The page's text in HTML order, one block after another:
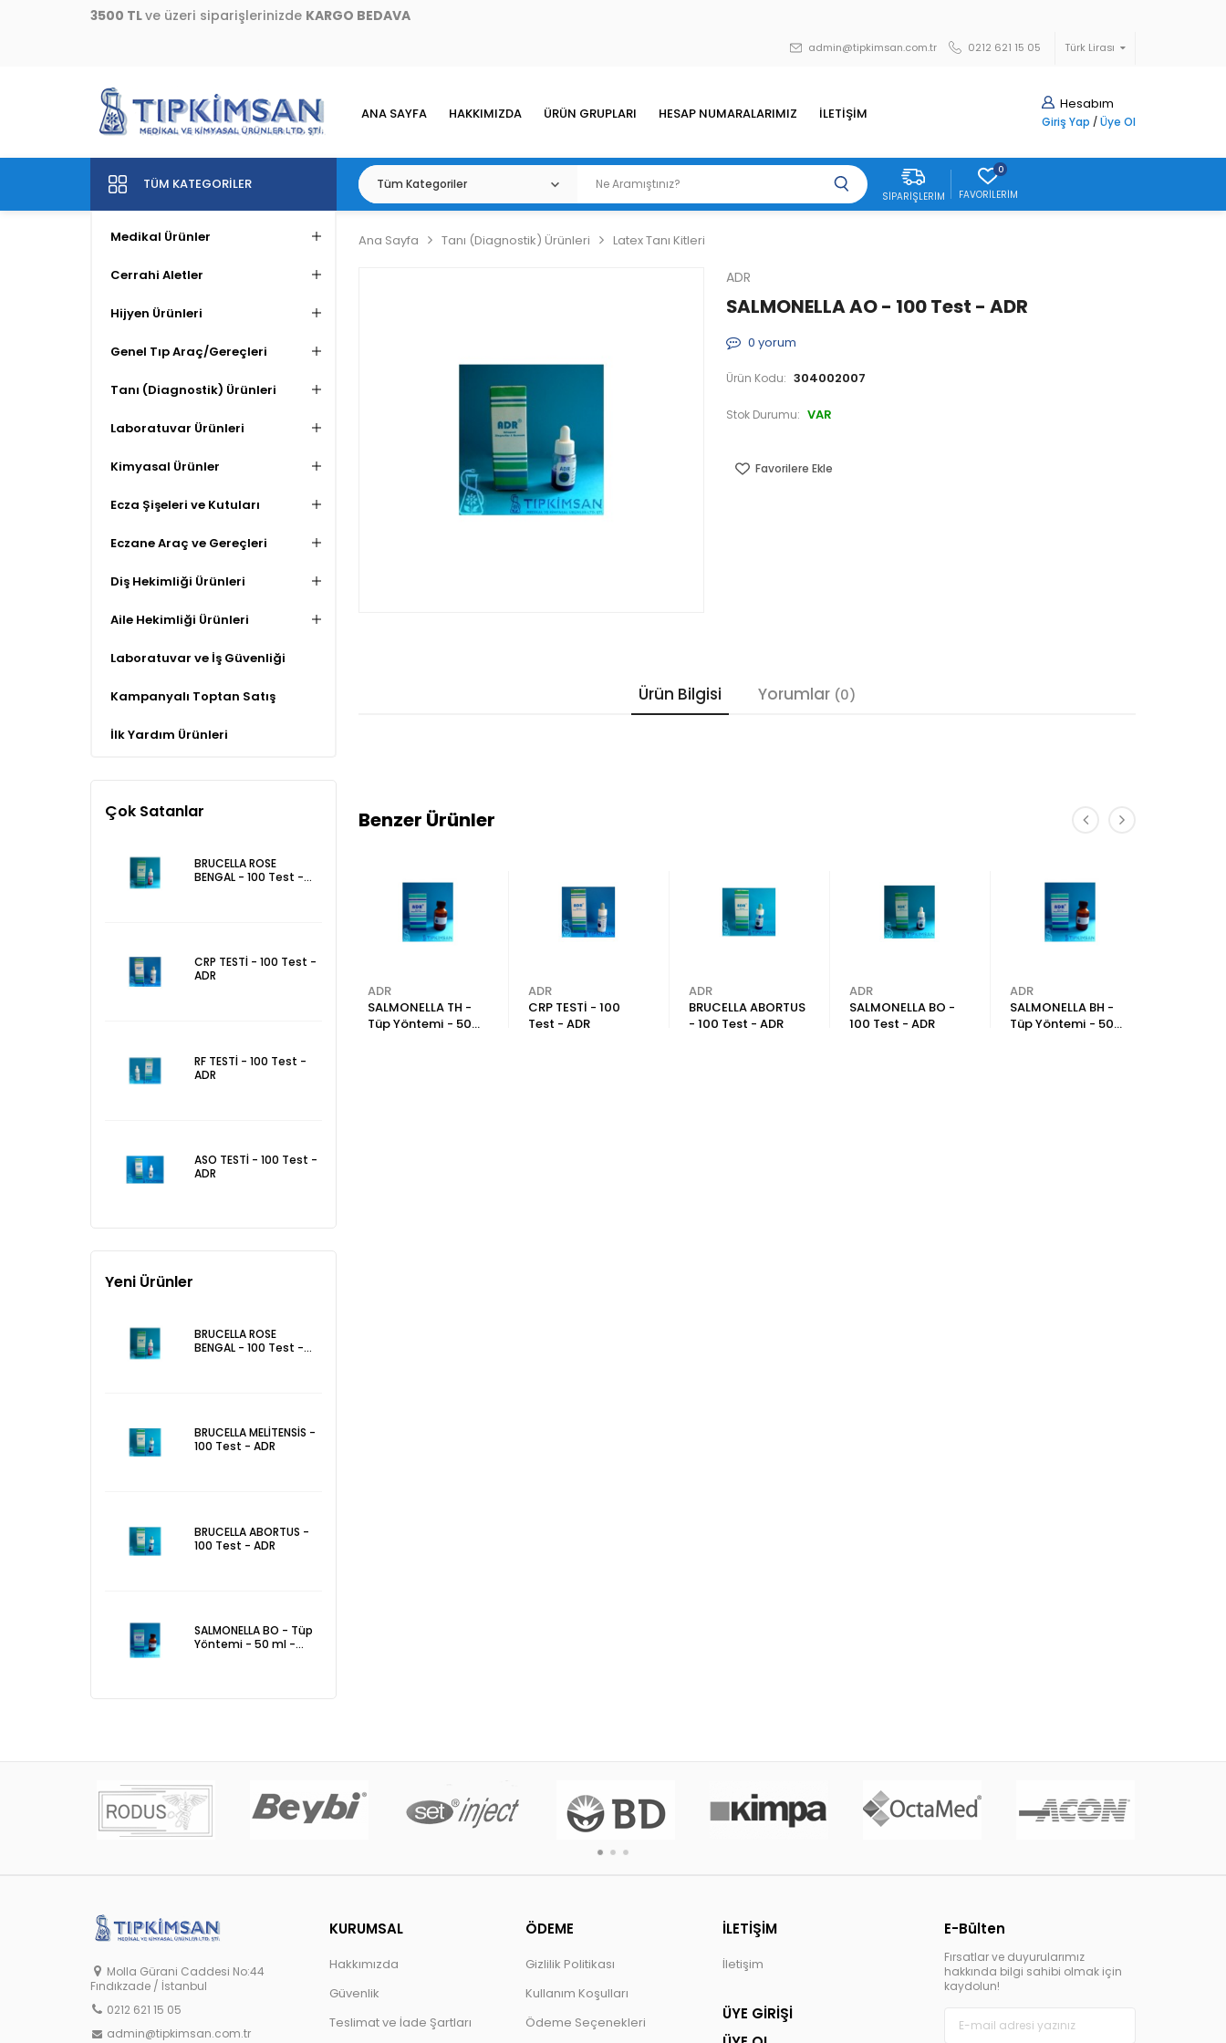
3500 TL ve üzeri siparişlerinizde KARGO BEDAVA
Türk Lirası
admin@tipkimsan.com.tr 0212 621 15 05
Hesabım
Giriş Yap / Üye Ol
ANA SAYFA HAKKIMIZDA ÜRÜN GRUPLARI HESAP NUMARALARIMIZ İLETİŞİM
TÜM KATEGORILER
Medikal Ürünler
Cerrahi Aletler
Hijyen Ürünleri
Genel Tıp Araç/Gereçleri
Tanı (Diagnostik) Ürünleri
Laboratuvar Ürünleri
Kimyasal Ürünler
Ecza Şişeleri ve Kutuları
Eczane Araç ve Gereçleri
Diş Hekimliği Ürünleri
Aile Hekimliği Ürünleri
Laboratuvar ve İş Güvenliği
Kampanyalı Toptan Satış
İlk Yardım Ürünleri
SIPARIŞLERIM
0
FAVORILERIM
Ana Sayfa Tanı (Diagnostik) Ürünleri Latex Tanı Kitleri
ADR
SALMONELLA AO - 100 Test - ADR
0 yorum
Ürün Kodu: 304002007
Stok Durumu: VAR
Favorilere Ekle
Ürün Bilgisi Yorumlar (0)
Benzer Ürünler
ADR
SALMONELLA TH -
Tüp Yöntemi - 50
ADR
CRP TESTİ - 100
Test - ADR
ADR
BRUCELLA ABORTUS
- 100 Test - ADR
ADR
SALMONELLA BO -
100 Test - ADR
ADR
SALMONELLA BH -
Tüp Yöntemi - 50
Çok Satanlar
BRUCELLA ROSE
BENGAL - 100 Test -
CRP TESTİ - 100 Test -
ADR
RF TESTİ - 100 Test -
ADR
ASO TESTİ - 100 Test -
ADR
Yeni Ürünler
BRUCELLA ROSE
BENGAL - 100 Test -
BRUCELLA MELİTENSİS -
100 Test - ADR
BRUCELLA ABORTUS -
100 Test - ADR
SALMONELLA BO - Tüp
Yöntemi - 50 ml -
Molla Gürani Caddesi No:44
Fındıkzade / İstanbul
0212 621 15 05
admin@tipkimsan.com.tr
E-Bülten
Fırsatlar ve duyurularımız
hakkında bilgi sahibi olmak için
kaydolun!
KURUMSAL
Hakkımızda
Güvenlik
Teslimat ve İade Şartları
ÖDEME
Gizlilik Politikası
Kullanım Koşulları
Ödeme Seçenekleri
İLETİŞİM
İletişim
ÜYE GİRİŞİ